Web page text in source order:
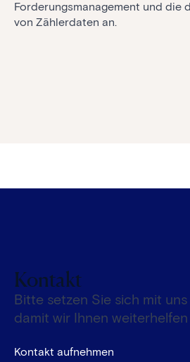
Forderungsmanagement und die
von Zählerdaten an.
Kontakt
Bitte setzen Sie sich mit uns
damit wir Ihnen weiterhelfen
Kontakt aufnehmen